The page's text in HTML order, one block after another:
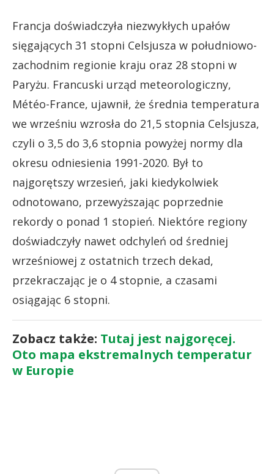
Francja doświadczyła niezwykłych upałów
sięgających 31 stopni Celsjusza w południowo-
zachodnim regionie kraju oraz 28 stopni w
Paryżu. Francuski urząd meteorologiczny,
Météo-France, ujawnił, że średnia temperatura
we wrześniu wzrosła do 21,5 stopnia Celsjusza,
czyli o 3,5 do 3,6 stopnia powyżej normy dla
okresu odniesienia 1991-2020. Był to
najgorętszy wrzesień, jaki kiedykolwiek
odnotowano, przewyższając poprzednie
rekordy o ponad 1 stopień. Niektóre regiony
doświadczyły nawet odchyleń od średniej
wrześniowej z ostatnich trzech dekad,
przekraczając je o 4 stopnie, a czasami
osiągając 6 stopni.
Zobacz także: Tutaj jest najgoręcej.
Oto mapa ekstremalnych temperatur
w Europie